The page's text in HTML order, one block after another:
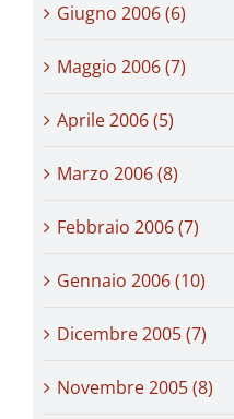
Giugno 2006 (6)
Maggio 2006 (7)
Aprile 2006 (5)
Marzo 2006 (8)
Febbraio 2006 (7)
Gennaio 2006 (10)
Dicembre 2005 (7)
Novembre 2005 (8)